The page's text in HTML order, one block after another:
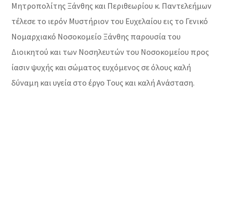
Μητροπολίτης Ξάνθης και Περιθεωρίου κ. Παντελεήμων
τέλεσε το ιερόν Μυστήριον του Ευχελαίου εις το Γενικό
Νομαρχιακό Νοσοκομείο Ξάνθης παρουσία του
Διοικητού και των Νοσηλευτών του Νοσοκομείου προς
ίασιν ψυχής και σώματος ευχόμενος σε όλους καλή
δύναμη και υγεία στο έργο Τους και καλή Ανάσταση.